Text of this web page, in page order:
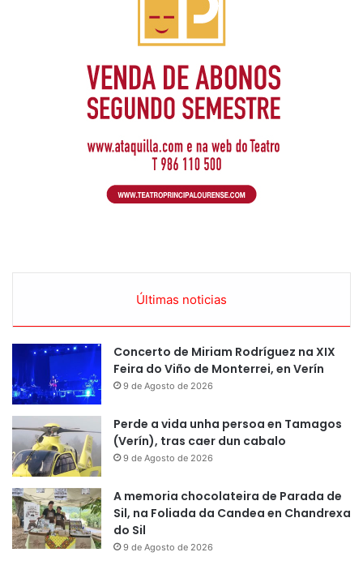
Últimas noticias
Concerto de Miriam Rodríguez na XIX
Feira do Viño de Monterrei, en Verín
9 de Agosto de 2026
Perde a vida unha persoa en Tamagos
(Verín), tras caer dun cabalo
9 de Agosto de 2026
A memoria chocolateira de Parada de
Sil, na Foliada da Candea en Chandrexa
do Sil
9 de Agosto de 2026